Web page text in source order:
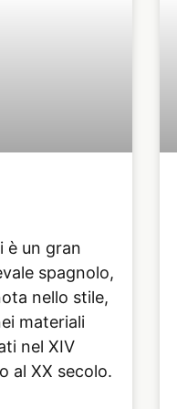
è un gran
spagnolo,
nello stile,
materiali
nel XIV
al XX secolo.